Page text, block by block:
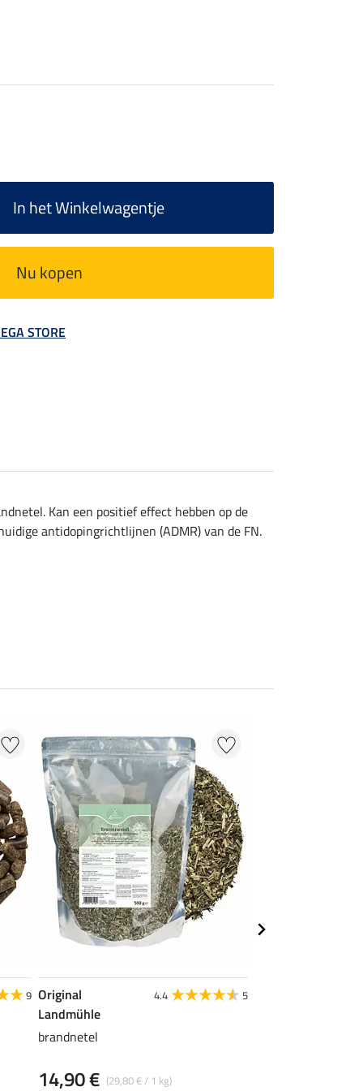
In het Winkelwagentje
Nu kopen
STORE
Kan een positief effect hebben op de
antidopingrichtlijnen (ADMR) van de FN.
9 Original
Landmühle
4.4 5
brandnetel
(29,80 € / 1 kg)
14,90 €